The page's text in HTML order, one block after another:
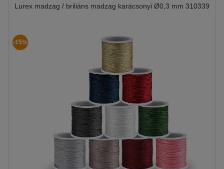
Lurex madzag / briliáns madzag karácsonyi Ø0,3 mm 310339
-15%